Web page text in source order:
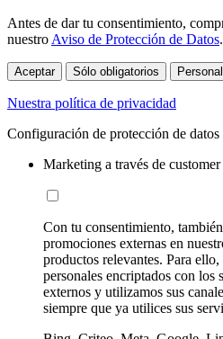
Antes de dar tu consentimiento,
nuestro Aviso de Protección de Datos.
Aceptar Sólo obligatorios
Nuestra política de privacidad
Configuración de protección de datos
Marketing a través de customer
Con tu consentimiento,
promociones externas en
productos relevantes. Para
personales encriptados con los
externos y utilizamos sus
siempre que ya utilices sus